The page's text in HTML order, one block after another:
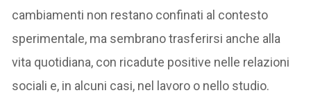
cambiamenti non restano confinati al contesto
sperimentale, ma sembrano trasferirsi anche alla
vita quotidiana, con ricadute positive nelle relazioni
sociali e, in alcuni casi, nel lavoro o nello studio.